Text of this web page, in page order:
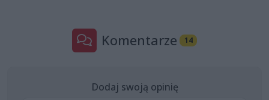
Komentarze 14
Dodaj swoją opinię